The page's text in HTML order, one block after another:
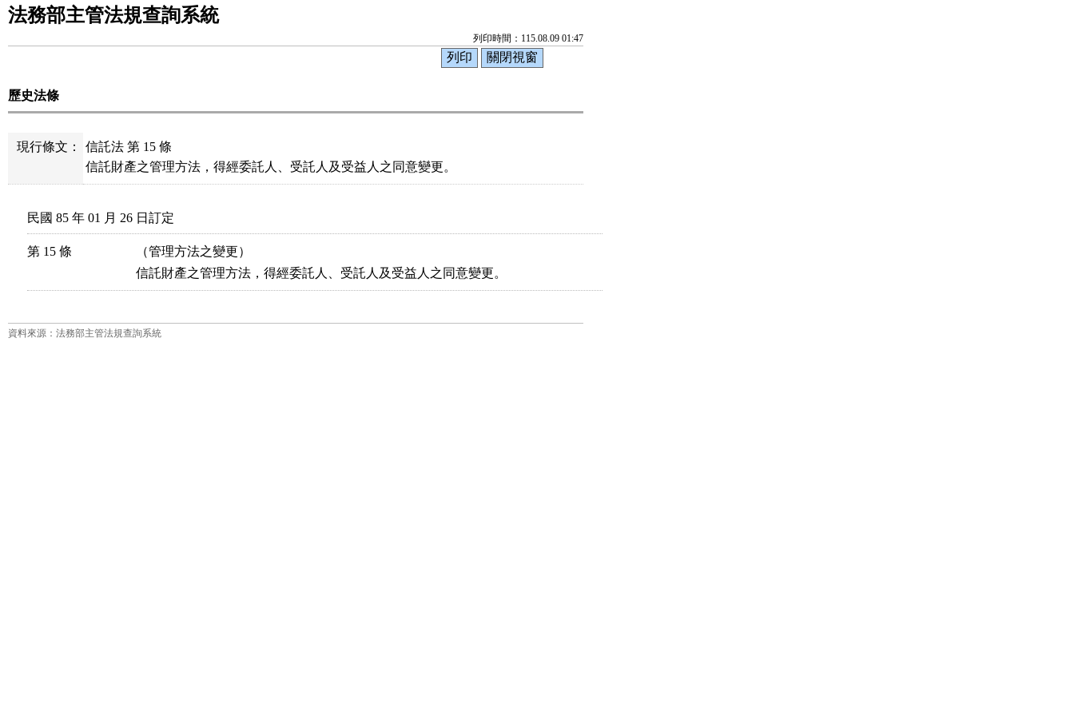
法務部主管法規查詢系統
列印時間：115.08.09 01:47
歷史法條
現行條文：
信託法 第 15 條
信託財產之管理方法，得經委託人、受託人及受益人之同意變更。
民國 85 年 01 月 26 日訂定
第 15 條
（管理方法之變更）
信託財產之管理方法，得經委託人、受託人及受益人之同意變更。
資料來源：法務部主管法規查詢系統